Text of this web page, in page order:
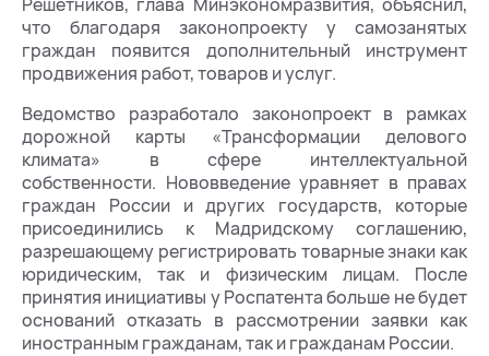
что благодаря законопроекту у самозанятых
граждан появится дополнительный инструмент
продвижения работ, товаров и услуг.
Ведомство разработало законопроект в рамках
дорожной карты «Трансформации делового
климата» в сфере интеллектуальной
собственности. Нововведение уравняет в правах
граждан России и других государств, которые
присоединились к Мадридскому соглашению,
разрешающему регистрировать товарные знаки как
юридическим, так и физическим лицам. После
принятия инициативы у Роспатента больше не будет
оснований отказать в рассмотрении заявки как
иностранным гражданам, так и гражданам России.